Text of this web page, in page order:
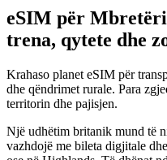
eSIM për
trena, qytete dhe
Krahaso planet eSIM për
dhe qëndrimet rurale. Para
territorin dhe pajisjen.
Një udhëtim britanik mund të
vazhdojë me bileta digjitale